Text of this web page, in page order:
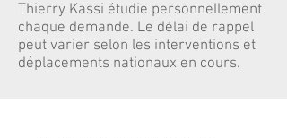
Thierry Kassi étudie personnellement
chaque demande. Le délai de rappel
peut varier selon les interventions et
déplacements nationaux en cours.